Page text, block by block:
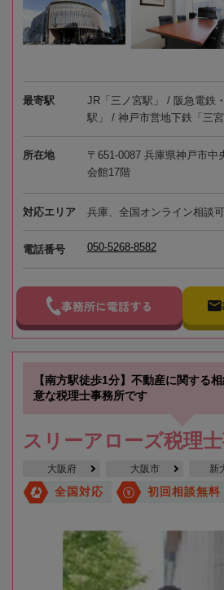
最寄駅
JR「三ノ宮駅」 / 阪急電鉄
駅」 / 神戸市営地下鉄「三
所在地
〒651-0087 兵庫県神戸市中
会館17階
対応エリア 兵庫、全国オンライン相談可
電話番号 050-5268-8582
事務所に電話する
【南方駅徒歩1分】不動産に関する
意な税理士事務所です
スリーアローズ税理
大阪府 大阪市 新
全国対応 初回相談無料